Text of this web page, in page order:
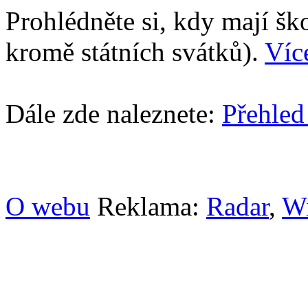
Prohlédněte si, kdy mají
kromě státních svátků).
Dále zde naleznete:
O webu Reklama: Radar,